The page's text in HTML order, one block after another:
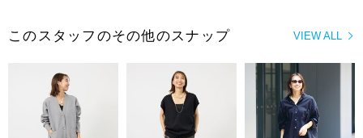
VIEW ALL
このスタッフのその他のスナップ